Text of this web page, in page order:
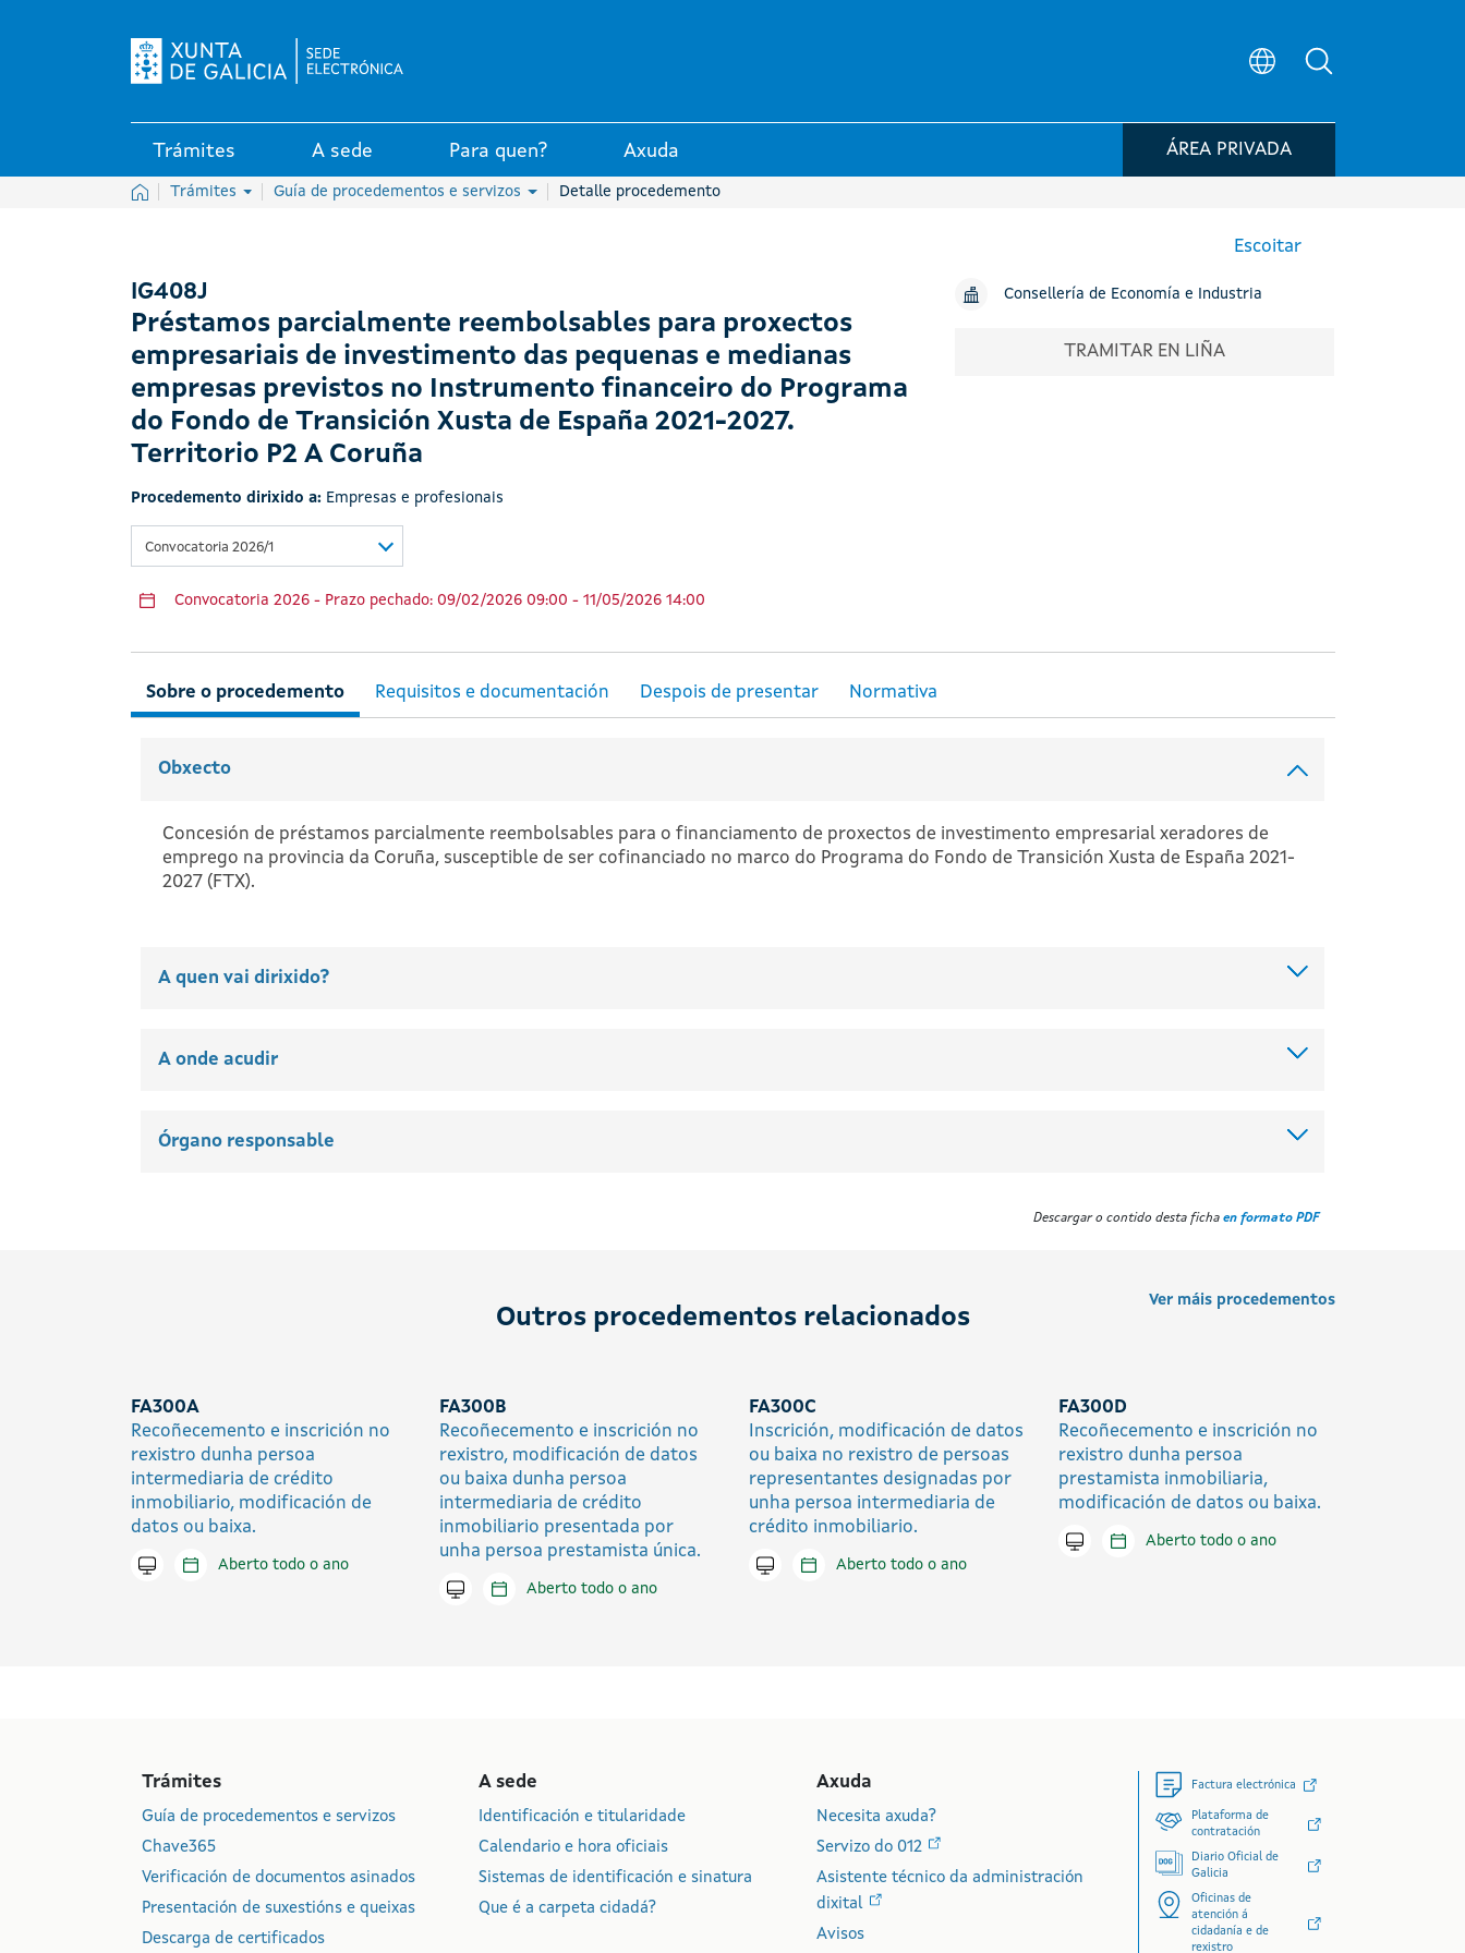
Trámites A sede Para quen? Axuda ÁREA PRIVADA
InicioTrámites Guía de procedementos e servizos Detalle procedemento
Escoitar
IG408J
Préstamos parcialmente reembolsables para proxectos
empresariais de investimento das pequenas e medianas
empresas previstos no Instrumento financeiro do Programa
do Fondo de Transición Xusta de España 2021-2027.
Territorio P2 A Coruña
Procedemento dirixido a: Empresas e profesionais
Convocatoria 2026/1
Convocatoria 2026 - Prazo pechado: 09/02/2026 09:00 - 11/05/2026 14:00
Consellería de Economía e Industria
TRAMITAR EN LIÑA
Sobre o procedemento Despois de presentar
Obxecto
Concesión de préstamos parcialmente reembolsables para o financiamento de proxectos de investimento empresarial xeradores de
emprego na provincia da Coruña, susceptible de ser cofinanciado no marco do Programa do Fondo de Transición Xusta de España 2021-
2027 (FTX).
A quen vai dirixido?
A onde acudir
Órgano responsable
Descargar o contido desta ficha en formato PDF
Outros procedementos relacionados
Ver máis procedementos
FA300A
Recoñecemento e inscrición no
rexistro dunha persoa
intermediaria de crédito
inmobiliario, modificación de
datos ou baixa.
Tramitar en liñaAberto todo o ano
FA300B
Recoñecemento e inscrición no
rexistro, modificación de datos
ou baixa dunha persoa
intermediaria de crédito
inmobiliario presentada por
unha persoa prestamista única.
Tramitar en liñaAberto todo o ano
FA300C
Inscrición, modificación de datos
ou baixa no rexistro de persoas
representantes designadas por
unha persoa intermediaria de
crédito inmobiliario.
Tramitar en liñaAberto todo o ano
FA300D
Recoñecemento e inscrición no
rexistro dunha persoa
prestamista inmobiliaria,
modificación de datos ou baixa.
Tramitar en liñaAberto todo o ano
Trámites
Guía de procedementos e servizos
Chave365
Verificación de documentos asinados
Presentación de suxestións e queixas
Descarga de certificados
A sede
Identificación e titularidade
Calendario e hora oficiais
Sistemas de identificación e sinatura
Que é a carpeta cidadá?
Axuda
Necesita axuda?
Servizo do 012
Asistente técnico da administración
dixital
Avisos
Factura electrónica
Plataforma de
contratación
Diario Oficial de
Galicia
Oficinas de
atención á
cidadanía e de
rexistro